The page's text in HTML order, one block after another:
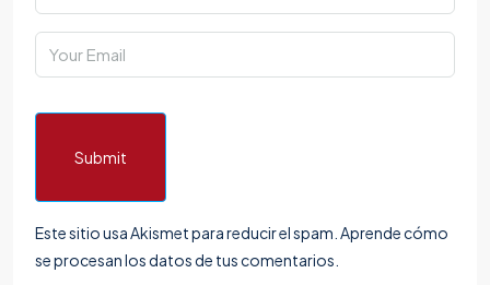
Submit
Este sitio usa Akismet para reducir el spam. Aprende cómo
se procesan los datos de tus comentarios.